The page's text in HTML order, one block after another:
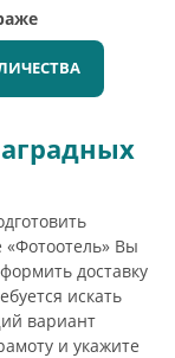
Вы
доставку
искать
вариант
и укажите